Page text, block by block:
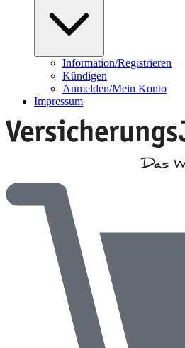
Information/Registrieren
Kündigen
Anmelden/Mein Konto
Impressum